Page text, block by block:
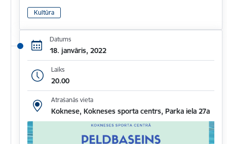
Kultūra
Datums
18. janvāris, 2022
Laiks
20.00
Atrašanās vieta
Koknese, Kokneses sporta centrs, Parka iela 27a